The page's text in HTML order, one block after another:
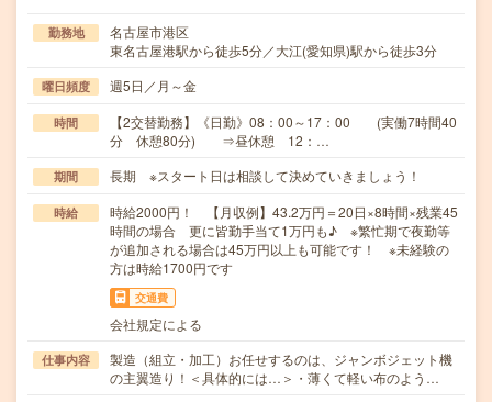
勤務地
名古屋市港区
東名古屋港駅から徒歩5分／大江(愛知県)駅から徒歩3分
曜日頻度 週5日／月～金
時間
【2交替勤務】《日勤》08：00～17：00 (実働7時間40
分 休憩80分) ⇒昼休憩 12：…
期間 長期 ※スタート日は相談して決めていきましょう！
時給
時給2000円！ 【月収例】43.2万円＝20日×8時間×残業45
時間の場合 更に皆勤手当て1万円も♪ ※繁忙期で夜勤等
が追加される場合は45万円以上も可能です！ ※未経験の
方は時給1700円です
交通費
会社規定による
仕事内容
製造（組立・加工）お任せするのは、ジャンボジェット機
の主翼造り！＜具体的には…＞・薄くて軽い布のよう…